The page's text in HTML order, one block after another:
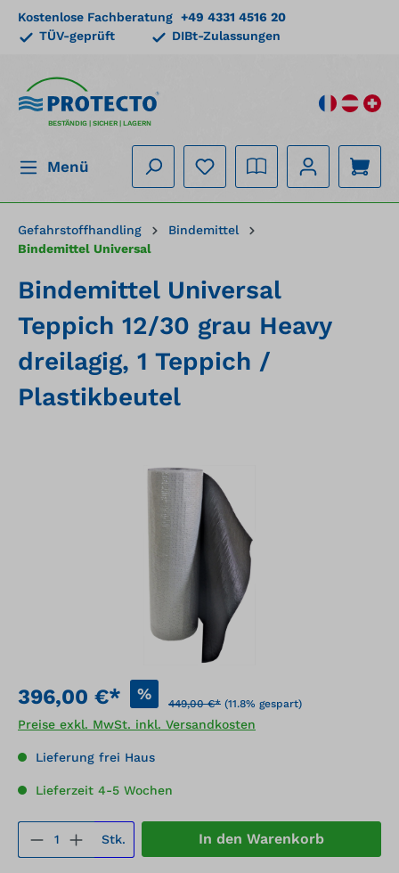
springen
Kostenlose Fachberatung +49 4331 4516 20
TÜV-geprüft
DIBt-Zulassungen
BESTÄNDIG | SICHER | LAGERN
Menü
Gefahrstoffhandling
Bindemittel
Bindemittel Universal
Bindemittel Universal
Teppich 12/30 grau Heavy
dreilagig, 1 Teppich /
Plastikbeutel
Bildergalerie überspringen
396,00 €* %
449,00 €* (11.8% gespart)
Preise exkl. MwSt. inkl. Versandkosten
Lieferung frei Haus
Lieferzeit 4-5 Wochen
Produkt Anzahl: Gib den
Stk. In den Warenkorb